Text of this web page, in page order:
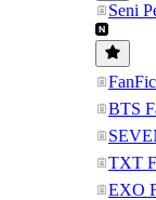
Seni
BTS
TXT
EXO